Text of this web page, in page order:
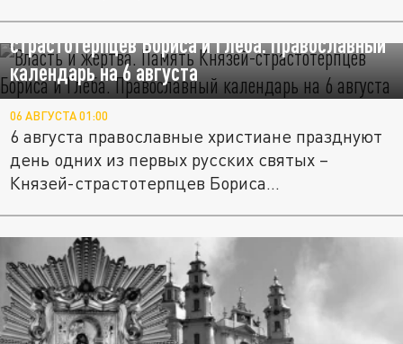
"Власть и жертва". Память Князей-
страстотерпцев Бориса и Глеба. Православный
календарь на 6 августа
06 АВГУСТА 01:00
6 августа православные христиане празднуют
день одних из первых русских святых –
Князей-страстотерпцев Бориса...